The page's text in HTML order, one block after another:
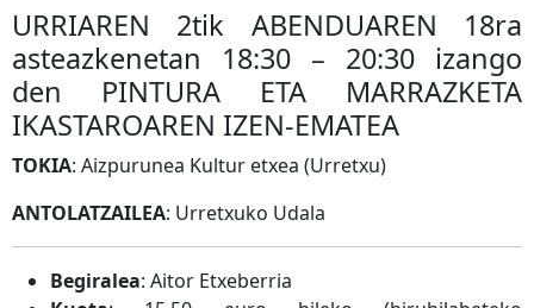
URRIAREN 2tik ABENDUAREN 18ra
asteazkenetan 18:30 – 20:30 izango
den PINTURA ETA MARRAZKETA
IKASTAROAREN IZEN-EMATEA
TOKIA: Aizpurunea Kultur etxea (Urretxu)
ANTOLATZAILEA: Urretxuko Udala
Begiralea: Aitor Etxeberria